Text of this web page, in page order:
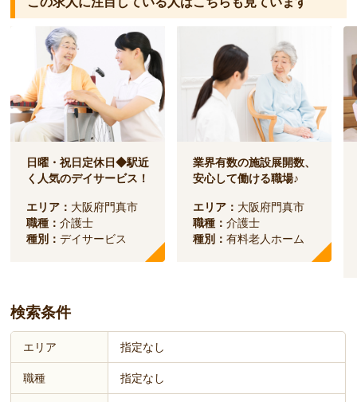
日曜・祝日定休日◆駅近
く人気のデイサービス！
エリア： 大阪府門真市
職種：介護士
種別：デイサービス
業界有数の施設展開数、
安心して働ける職場♪
エリア： 大阪府門真市
職種：介護士
種別：有料老人ホーム
検索条件
エリア 指定なし
職種 指定なし